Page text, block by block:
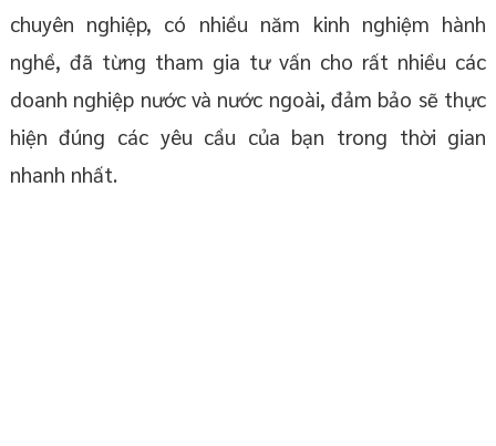
chuyên nghiệp, có nhiều năm kinh nghiệm hành
nghề, đã từng tham gia tư vấn cho rất nhiều các
doanh nghiệp nước và nước ngoài, đảm bảo sẽ thực
hiện đúng các yêu cầu của bạn trong thời gian
nhanh nhất.